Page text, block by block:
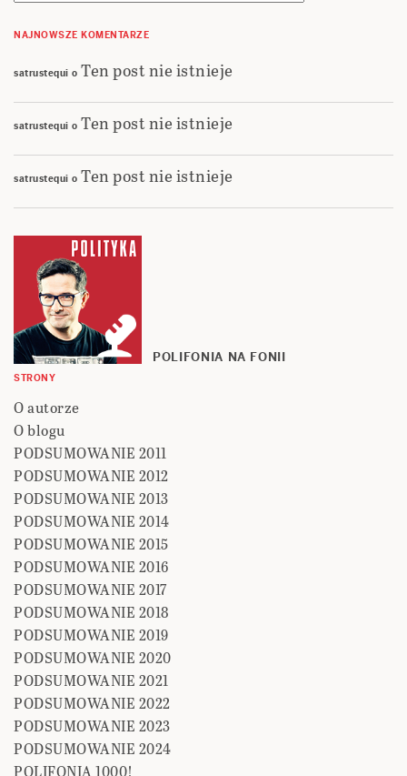
NAJNOWSZE KOMENTARZE
satrustequi o Ten post nie istnieje
satrustequi o Ten post nie istnieje
satrustequi o Ten post nie istnieje
POLIFONIA NA FONII
STRONY
O autorze
O blogu
PODSUMOWANIE 2011
PODSUMOWANIE 2012
PODSUMOWANIE 2013
PODSUMOWANIE 2014
PODSUMOWANIE 2015
PODSUMOWANIE 2016
PODSUMOWANIE 2017
PODSUMOWANIE 2018
PODSUMOWANIE 2019
PODSUMOWANIE 2020
PODSUMOWANIE 2021
PODSUMOWANIE 2022
PODSUMOWANIE 2023
PODSUMOWANIE 2024
POLIFONIA 1000!